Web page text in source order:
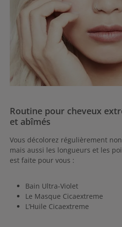
Routine pour cheveux
et abîmés
Vous décolorez régulièrement
mais aussi les longueurs et les
est faite pour vous :
Bain Ultra-Violet
Le Masque Cicaextreme
L’Huile Cicaextreme